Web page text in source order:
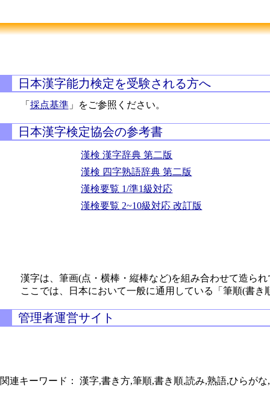
日本漢字能力検定を受験される方へ
「 採点基準」をご参照ください。
日本漢字検定協会の参考書
漢検 漢字辞典 第二版
漢検 四字熟語辞典 第二版
漢検要覧 1/準1級対応
漢検要覧 2~10級対応 改訂版
漢字は、筆画(点・横棒・縦棒など)を組み合わせて造ら
ここでは、日本において一般に通用している「筆順(書
管理者運営サイト
関連キーワード： 漢字,書き方,筆順,書き順,読み,熟語,ひらが